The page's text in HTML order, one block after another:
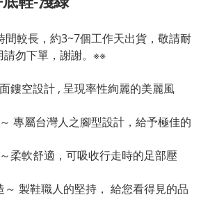
間較長，約3~7個工作天出貨，敬請耐
勿下單，謝謝。※※
鏤空設計 , 呈現率性絢麗的美麗風
專屬台灣人之腳型設計，給予極佳的
柔軟舒適，可吸收行走時的足部壓
製鞋職人的堅持， 給您看得見的品